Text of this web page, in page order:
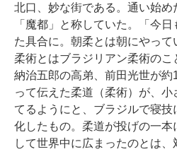
北口、妙な街である。通い始
「魔都」と称していた。「今
た具合に。朝柔とは朝にやって
柔術とはブラジリアン柔術の
納治五郎の高弟、前田光世が
って伝えた柔道（柔術）が、
てるようにと、ブラジルで寝
化したもの。柔道が投げの一本
して世界中に広まったのとは、